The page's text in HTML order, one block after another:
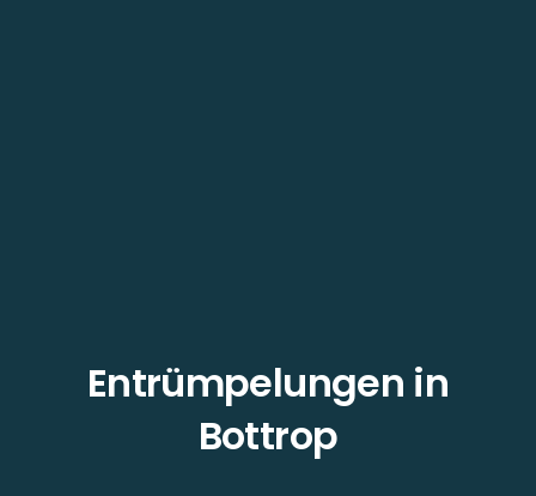
Entrümpelungen in
Bottrop